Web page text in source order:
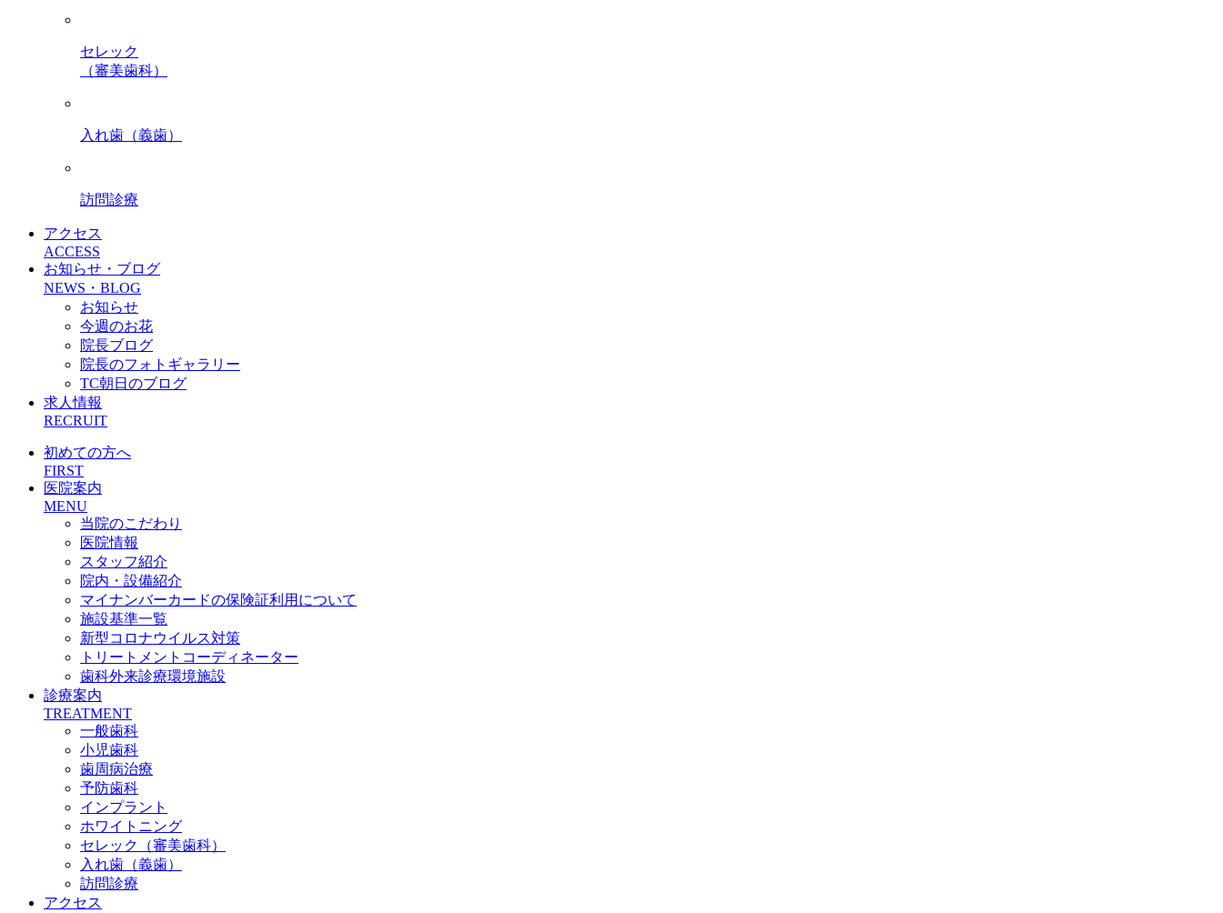
セレック
（審美歯科）
入れ歯（義歯）
訪問診療
アクセス
ACCESS
お知らせ・ブログ
NEWS・BLOG
お知らせ
今週のお花
院長ブログ
院長のフォトギャラリー
TC朝日のブログ
求人情報
RECRUIT
初めての方へ
FIRST
医院案内
MENU
当院のこだわり
医院情報
スタッフ紹介
院内・設備紹介
マイナンバーカードの保険証利用について
施設基準一覧
新型コロナウイルス対策
トリートメントコーディネーター
歯科外来診療環境施設
診療案内
TREATMENT
一般歯科
小児歯科
歯周病治療
予防歯科
インプラント
ホワイトニング
セレック（審美歯科）
入れ歯（義歯）
訪問診療
アクセス